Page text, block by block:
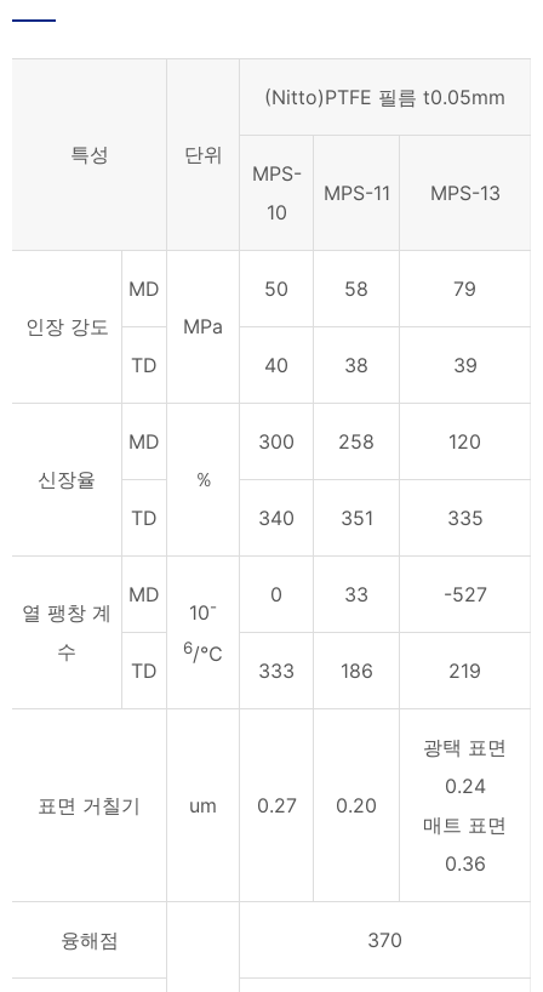
특성 단위
(Nitto)PTFE 필름 t0.05mm
MPS-
10
MPS-11 MPS-13
인장 강도
MD
MPa
50 58 79
TD 40 38 39
신장율
MD
％
300 258 120
TD 340 351 335
열 팽창 계
수
MD
10-
6/℃
0 33 -527
TD 333 186 219
표면 거칠기 um 0.27 0.20
광택 표면
0.24
매트 표면
0.36
융해점 370